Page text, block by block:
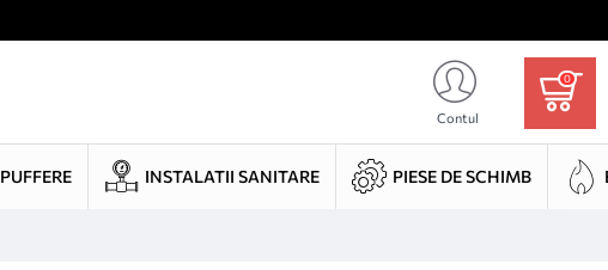
Contul
0
PUFFERE INSTALATII SANITARE PIESE DE SCHIMB